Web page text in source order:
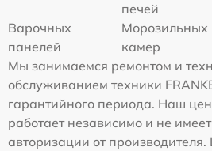
печей
Варочных
панелей
Морозильных
камер
Мы занимаемся ремонтом и
обслуживанием техники
гарантийного периода. Наш
работает независимо и не
авторизации от